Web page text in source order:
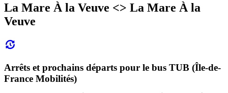
La Mare À la Veuve <> La Mare À la
Veuve
Arrêts et prochains départs pour le bus TUB (Île-de-
France Mobilités)